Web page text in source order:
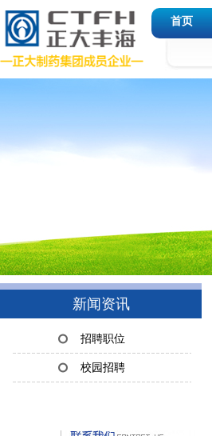
首页
新闻资讯
招聘职位
校园招聘